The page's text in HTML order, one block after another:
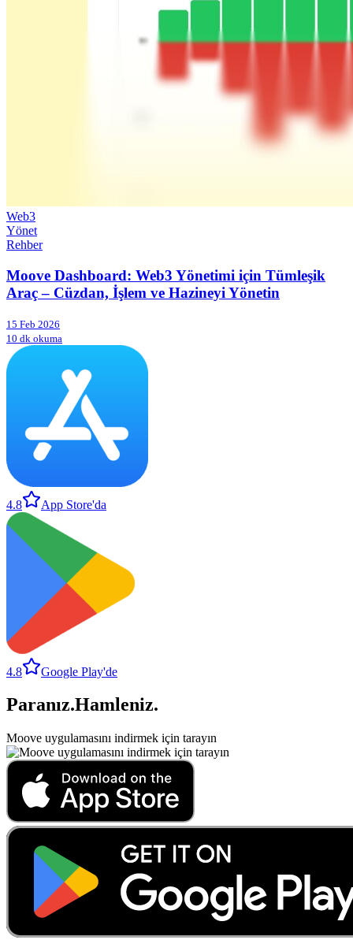
Web3
Yönet
Rehber
Moove Dashboard: Web3 Yönetimi için Tümleşik
Araç – Cüzdan, İşlem ve Hazineyi Yönetin
15 Feb 2026
10 dk okuma
4.8 App Store'da
4.8 Google Play'de
Paranız.Hamleniz.
Moove uygulamasını indirmek için tarayın